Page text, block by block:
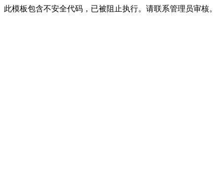
此模板包含不安全代码，已被阻止执行。请联系管理员审核。